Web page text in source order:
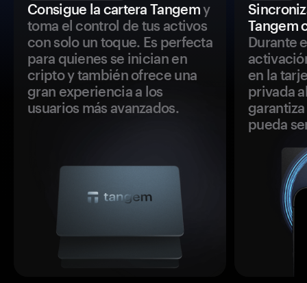
Consigue la cartera Tangemy
toma el control de tus activos
con solo un toque. Es perfecta
para quienes se inician en
cripto y también ofrece una
gran experiencia a los
usuarios más avanzados.
Tangem
Durante
en la
privada
pueda